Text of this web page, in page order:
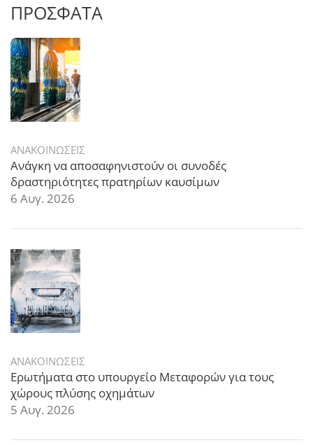
ΠΡΟΣΦΑΤΑ
ΑΝΑΚΟΙΝΩΣΕΙΣ
Ανάγκη να αποσαφηνιστούν οι συνοδές
δραστηριότητες πρατηρίων καυσίμων
6 Αυγ. 2026
ΑΝΑΚΟΙΝΩΣΕΙΣ
Ερωτήματα στο υπουργείο Μεταφορών για τους
χώρους πλύσης οχημάτων
5 Αυγ. 2026